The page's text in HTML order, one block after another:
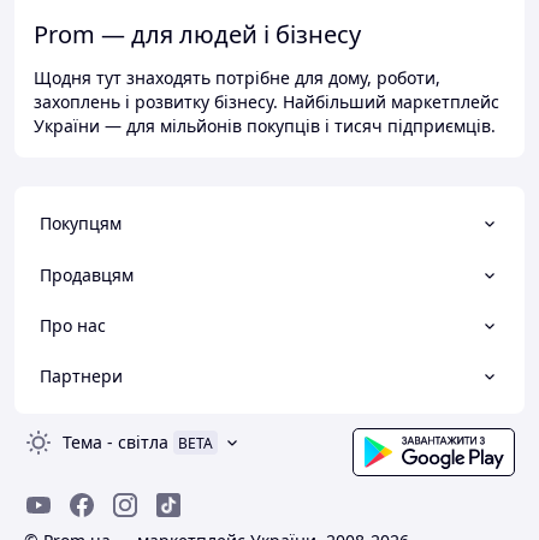
Prom — для людей і бізнесу
Щодня тут знаходять потрібне для дому, роботи,
захоплень і розвитку бізнесу. Найбільший маркетплейс
України — для мільйонів покупців і тисяч підприємців.
Покупцям
Продавцям
Про нас
Партнери
Тема - світла BETA